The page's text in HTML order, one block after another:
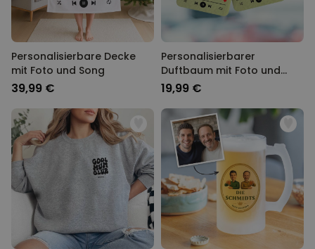
Personalisierbare Decke
mit Foto und Song
39,99 €
Personalisierbarer
Duftbaum mit Foto und
Song
19,99 €